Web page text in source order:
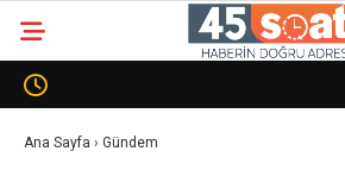
Ana Sayfa › Gündem